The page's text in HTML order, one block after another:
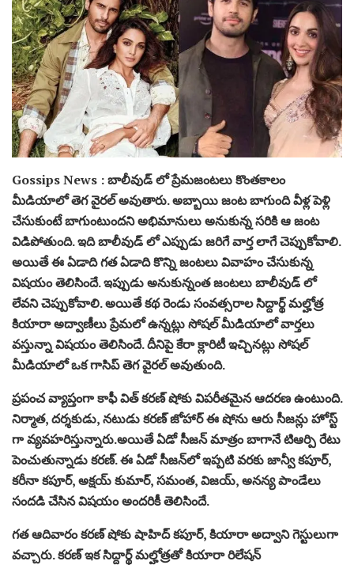
Gossips News : బాలీవుడ్ లో ప్రేమజంటలు కొంతకాలం
మీడియాలో తెగ వైరల్ అవుతారు. అబ్బాయి జంట బాగుంది వీళ్ల పెళ్లి
చేసుకుంటే బాగుంటుందని అభిమానులు అనుకున్న సరికి ఆ జంట
విడిపోతుంది. ఇది బాలీవుడ్ లో ఎప్పుడు జరిగే వార్త లాగే చెప్పుకోవాలి.
అయితే ఈ ఏడాది గత ఏడాది కొన్ని జంటలు వివాహం చేసుకున్న
విషయం తెలిసిందే. ఇప్పుడు అనుకున్నంత జంటలు బాలీవుడ్ లో
లేవని చెప్పుకోవాలి. అయితే కథ రెండు సంవత్సరాల సిద్దార్థ్ మల్హోత్ర
కియారా అద్వాణీలు ప్రేమలో ఉన్నట్లు సోషల్ మీడియాలో వార్తలు
వస్తున్నా విషయం తెలిసిందే. దీనిపై కేరా క్లారిటీ ఇచ్చినట్లు సోషల్
మీడియాలో ఒక గాసిప్ తెగ వైరల్ అవుతుంది.
ప్రపంచ వ్యాప్తంగా కాఫీ విత్ కరణ్ షోకు విపరీతమైన ఆదరణ ఉంటుంది.
నిర్మాత, దర్శకుడు, నటుడు కరణ్ జోహార్ ఈ షోను ఆరు సీజన్లు హోస్ట్
గా వ్యవహరిస్తున్నారు.అయితే ఏడో సీజన్ మాత్రం బాగానే టిఆర్పి రేటు
పెంచుతున్నాడు కరణ్. ఈ ఏడో సీజన్‌లో ఇప్పటి వరకు జాన్వీ కపూర్,
కరీనా కపూర్, అక్షయ్ కుమార్, సమంత, విజయ్, అనన్య పాండేలు
సందడి చేసిన విషయం అందరికీ తెలిసిందే.
గత ఆదివారం కరణ్ షోకు షాహిద్ కపూర్, కియారా అద్వాని గెస్టులుగా
వచ్చారు. కరణ్ ఇక సిద్దార్థ్ మల్హోత్రతో కియారా రిలేషన్‌